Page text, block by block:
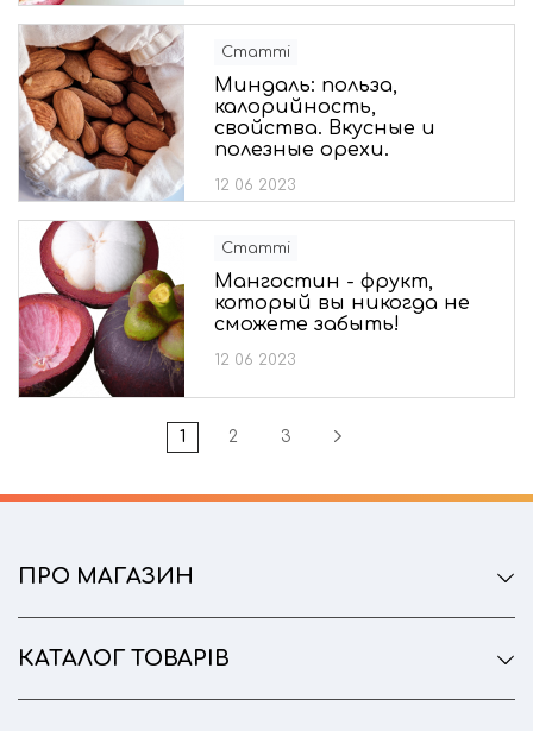
Статті
Миндаль: польза,
калорийность,
свойства. Вкусные и
полезные орехи.
12 06 2023
Статті
Мангостин - фрукт,
который вы никогда не
сможете забыть!
12 06 2023
1 2 3
ПРО МАГАЗИН
КАТАЛОГ ТОВАРІВ